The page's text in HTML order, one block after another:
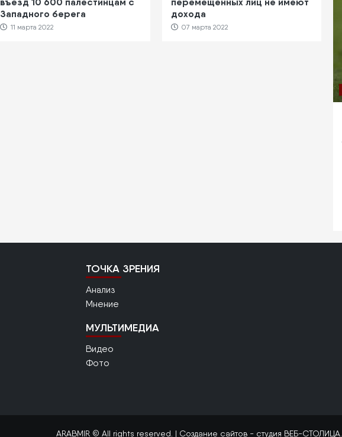
Западного берега
11 марта 2022
дохода
07 марта 2022
ТОЧКА ЗРЕНИЯ
Анализ
Мнение
МУЛЬТИМЕДИА
Видео
Фото
ARABMIR © All rights reserved. | Создание сайтов- студия ВЕБ-СТОЛИЦА.